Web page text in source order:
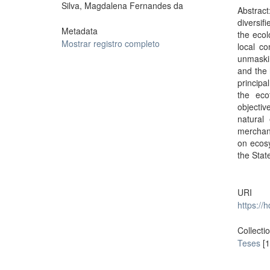
Silva, Magdalena Fernandes da
Metadata
Mostrar registro completo
the
local
and the
the
natural
on
the
URI
https://
Teses